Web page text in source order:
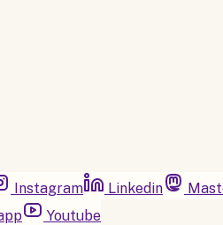
Instagram Linkedin
Youtube